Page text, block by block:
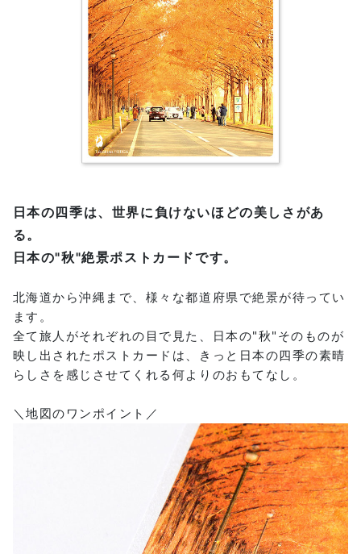
日本の四季は、世界に負けないほどの美しさがあ
る。
日本の"秋"絶景ポストカードです。
北海道から沖縄まで、様々な都道府県で絶景が待ってい
ます。
全て旅人がそれぞれの目で見た、日本の"秋"そのものが
映し出されたポストカードは、きっと日本の四季の素晴
らしさを感じさせてくれる何よりのおもてなし。
＼地図のワンポイント／